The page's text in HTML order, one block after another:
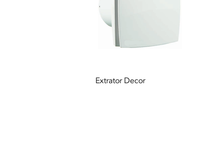
Quick View
Extrator Decor